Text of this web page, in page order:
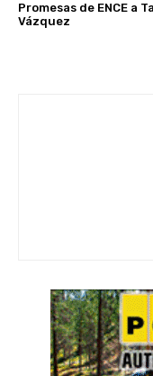
Promesas de ENCE a
Vázquez